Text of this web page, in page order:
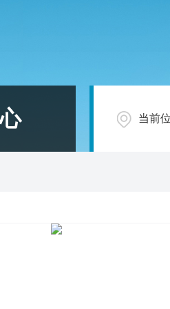
当前